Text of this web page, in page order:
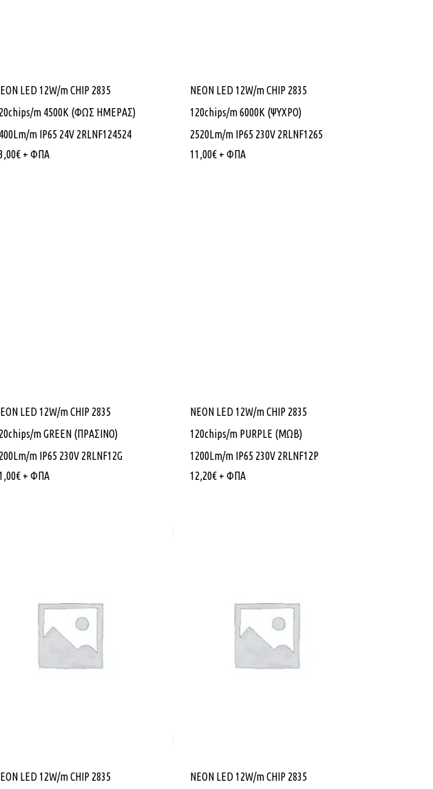
LED 12W/m CHIP 2835
m 4500K (ΦΩΣ ΗΜΕΡΑΣ)
m IP65 24V 2RLNF124524
€ + ΦΠΑ
NEON LED 12W/m CHIP 2835
120chips/m 6000K (ΨΥΧΡΟ)
2520Lm/m IP65 230V 2RLNF1265
11,00€ + ΦΠΑ
LED 12W/m CHIP 2835
m GREEN (ΠΡΑΣΙΝΟ)
m IP65 230V 2RLNF12G
€ + ΦΠΑ
NEON LED 12W/m CHIP 2835
120chips/m PURPLE (ΜΩΒ)
1200Lm/m IP65 230V 2RLNF12P
12,20€ + ΦΠΑ
LED 12W/m CHIP 2835
NEON LED 12W/m CHIP 2835